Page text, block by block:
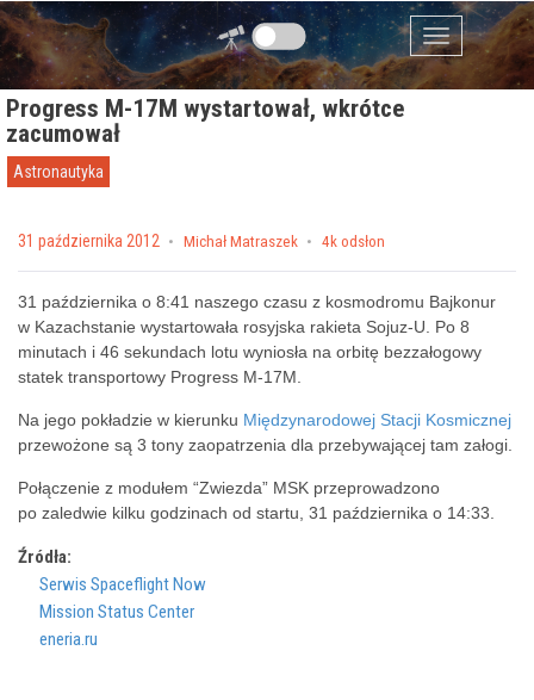
Przejdź do zawartości
Menu
Progress M-17M wystartował, wkrótce
zacumował
Astronautyka
Posted on
31 października 2012 by Michał Matraszek 4k odsłon
31 października o 8:41 naszego czasu z kosmodromu Bajkonur
w Kazachstanie wystartowała rosyjska rakieta Sojuz-U. Po 8
minutach i 46 sekundach lotu wyniosła na orbitę bezzałogowy
statek transportowy Progress M-17M.
Na jego pokładzie w kierunku Międzynarodowej Stacji Kosmicznej
przewożone są 3 tony zaopatrzenia dla przebywającej tam załogi.
Połączenie z modułem “Zwiezda” MSK przeprowadzono
po zaledwie kilku godzinach od startu, 31 października o 14:33.
Źródła:
Serwis Spaceflight Now
Mission Status Center
eneria.ru